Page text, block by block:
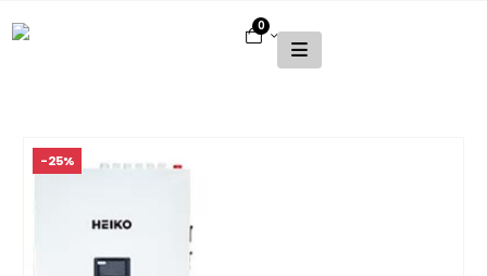
0
-25%